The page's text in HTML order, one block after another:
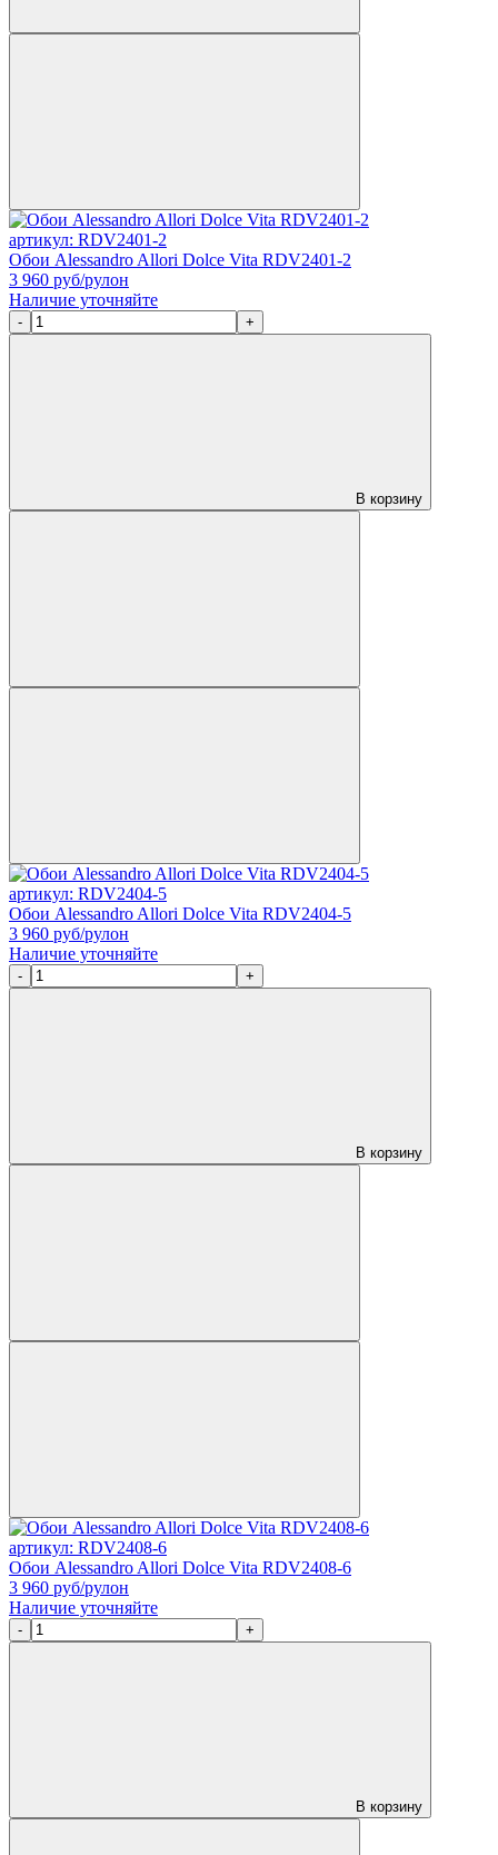
артикул: RDV2401-2
Обои Alessandro Allori Dolce Vita RDV2401-2
3 960 руб/рулон
Наличие уточняйте
- +
В корзину
артикул: RDV2404-5
Обои Alessandro Allori Dolce Vita RDV2404-5
3 960 руб/рулон
Наличие уточняйте
- +
В корзину
артикул: RDV2408-6
Обои Alessandro Allori Dolce Vita RDV2408-6
3 960 руб/рулон
Наличие уточняйте
- +
В корзину